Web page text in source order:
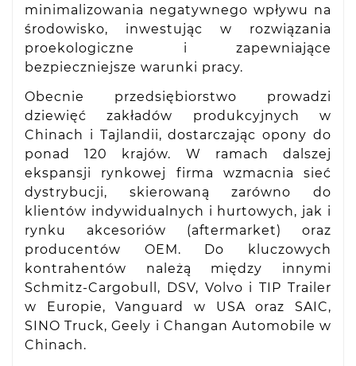
minimalizowania negatywnego wpływu na
środowisko, inwestując w rozwiązania
proekologiczne i zapewniające
bezpieczniejsze warunki pracy.
Obecnie przedsiębiorstwo prowadzi
dziewięć zakładów produkcyjnych w
Chinach i Tajlandii, dostarczając opony do
ponad 120 krajów. W ramach dalszej
ekspansji rynkowej firma wzmacnia sieć
dystrybucji, skierowaną zarówno do
klientów indywidualnych i hurtowych, jak i
rynku akcesoriów (aftermarket) oraz
producentów OEM. Do kluczowych
kontrahentów należą między innymi
Schmitz-Cargobull, DSV, Volvo i TIP Trailer
w Europie, Vanguard w USA oraz SAIC,
SINO Truck, Geely i Changan Automobile w
Chinach.